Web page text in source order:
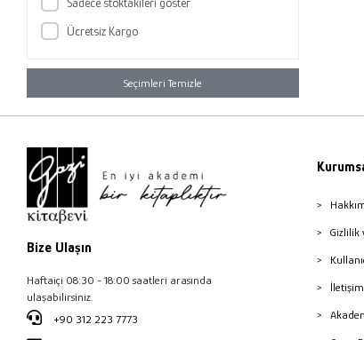
Ücretsiz Kargo
Seçimleri Temizle
Bize Ulaşın
Haftaiçi 08:30 - 18:00 saatleri arasında
ulaşabilirsiniz.
+90 312 223 7773
Gizlilik
İletişim